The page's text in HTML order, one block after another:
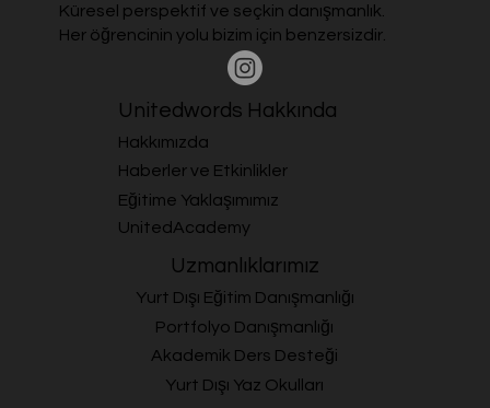
Küresel perspektif ve seçkin danışmanlık.
Her öğrencinin yolu bizim için benzersizdir.
Yurt Dışı Eğitim Danışmanlığı
Portfolyo Danışmanlığı
Akademik Ders Desteği
Yurt Dışı Yaz Okulları
Uzmanlıklarımız
Unitedwords Hakkında
Hakkımızda
Eğitime Yaklaşımımız
Haberler ve Etkinlikler
UnitedAcademy